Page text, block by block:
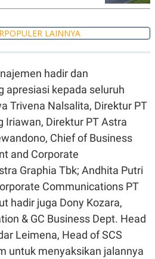
LAINNYA
hadir dan
apresiasi kepada seluruh
Trivena Nalsalita, Direktur PT
Iriawan, Direktur PT Astra
Chief of Business
and Corporate
Graphia Tbk; Andhita Putri
Communications PT
hadir juga Dony Kozara,
& GC Business Dept. Head
Leimena, Head of SCS
untuk menyaksikan jalannya